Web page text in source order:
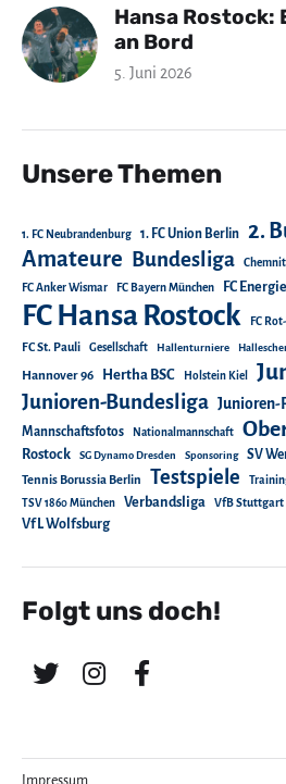
Hansa Rostock:
an Bord
5. Juni 2026
Unsere Themen
1. FC Neubrandenburg 1. FC Union Berlin 2.
Amateure Bundesliga
FC Anker Wismar FC Bayern München FC
FC Hansa Rostock FC
FC St. Pauli Gesellschaft Hallenturniere
Hannover 96 Hertha BSC Holstein Kiel
Junioren-Bundesliga Junioren-
Mannschaftsfotos
Nationalmannschaft
Rostock SG Dynamo Dresden Sponsoring SV
Tennis Borussia Berlin Testspiele
TSV 1860 München Verbandsliga VfB Stuttgart
VfL Wolfsburg
Folgt uns doch!
Impressum